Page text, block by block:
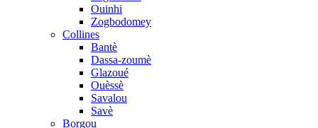
Ouinhi
Zogbodomey
Collines
Bantè
Dassa-zoumè
Glazoué
Ouèssè
Savalou
Savè
Borgou